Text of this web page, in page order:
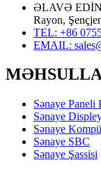
ƏLAVƏ
Rayon,
TEL: +86
EMAIL:
Sənaye Paneli
Sənaye
Sənaye
Sənaye SBC
Sənaye Şassisi